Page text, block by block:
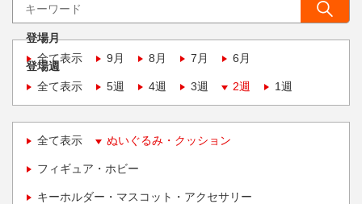
登場月
全て表示
9月 8月 7月 6月
登場週
全て表示
5週 4週 3週 2週 1週
全て表示 ぬいぐるみ・クッション
フィギュア・ホビー
キーホルダー・マスコット・アクセサリー